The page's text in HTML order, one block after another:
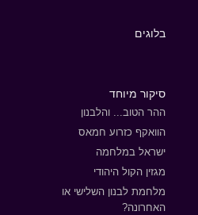
בלוגים
סיקור מיוחד
ההר הטוב... והלבנון
הוואקף כזרוע חמאס
ישראל במלחמה
מגזין הקול היהודי
מלחמת לבנון השלישי או
האחרונה?